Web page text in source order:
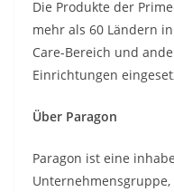
Die Produkte der
mehr als 60 Ländern
Care-Bereich und
Einrichtungen
Über Paragon
Paragon ist eine